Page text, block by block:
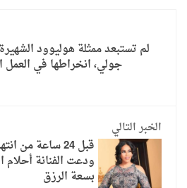
لم تستبعد ممثلة هوليوود
جولي، انخراطها في العمل
الخبر التالي
ودعت الفنانة أحلام
بسعة الرزق